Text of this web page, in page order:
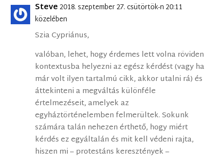
Steve 2018. szeptember 27. csütörtök-n 20:11
közelében
Szia Cypriánus,
valóban, lehet, hogy érdemes lett volna röviden
kontextusba helyezni az egész kérdést (vagy ha
már volt ilyen tartalmú cikk, akkor utalni rá) és
áttekinteni a megváltás különféle
értelmezéseit, amelyek az
egyháztörténelemben felmerültek. Sokunk
számára talán nehezen érthető, hogy miért
kérdés ez egyáltalán és mit kell védeni rajta,
hiszen mi – protestáns keresztények –